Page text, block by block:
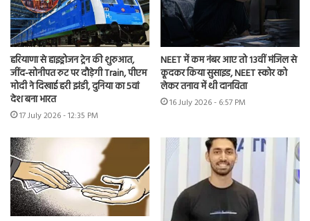
हरियाणा से हाइड्रोजन ट्रेन की शुरुआत,
जींद-सोनीपत रुट पर दौड़ेगी Train, पीएम
मोदी ने दिखाई हरी झंडी, दुनिया का 5वां
देश बना भारत
17 July 2026 - 12:35 PM
NEET में कम नंबर आए तो 13वीं मंजिल से
कूदकर किया सुसाइड, NEET स्कोर को
लेकर तनाव में थी दानविता
16 July 2026 - 6:57 PM